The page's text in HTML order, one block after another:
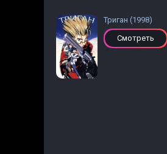
Триган (1998)
Смотреть